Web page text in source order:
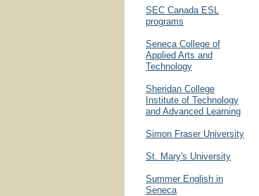
SEC Canada ESL
programs
Seneca College of
Applied Arts and
Technology
Sheridan College
Institute of Technology
and Advanced Learning
Simon Fraser University
St. Mary's University
Summer English in
Seneca